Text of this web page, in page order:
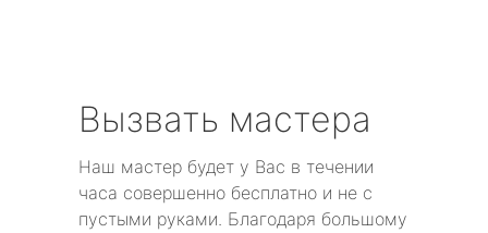
Вызвать мастера
Наш мастер будет у Вас в течении
часа совершенно бесплатно и не с
пустыми руками. Благодаря большому